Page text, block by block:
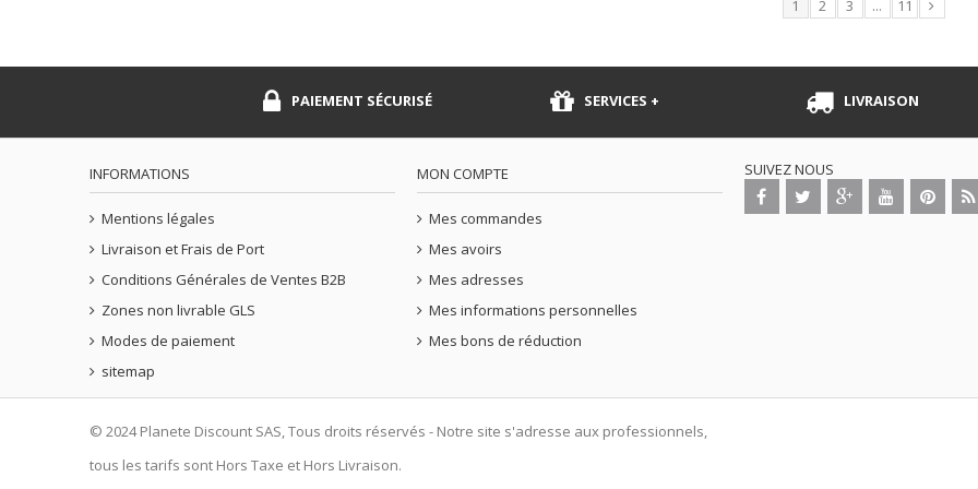
1 2 3 ... 11
PAIEMENT SÉCURISÉ SERVICES + LIVRAISON
INFORMATIONS
Mentions légales
Livraison et Frais de Port
Conditions Générales de Ventes B2B
Zones non livrable GLS
Modes de paiement
sitemap
MON COMPTE
Mes commandes
Mes avoirs
Mes adresses
Mes informations personnelles
Mes bons de réduction
SUIVEZ NOUS
© 2024 Planete Discount SAS, Tous droits réservés - Notre site s'adresse aux professionnels,
tous les tarifs sont Hors Taxe et Hors Livraison.